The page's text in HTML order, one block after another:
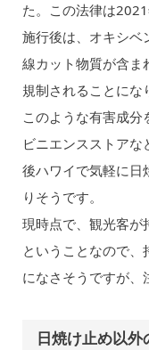
た。この法律は
施行後は、オキシベ
線カット物質が含ま
規制されることにな
このような有害成
ビニエンスストア
後ハワイで気軽に日
りそうです。
現時点で、観光客が
ということなので
になさそうですが、
日焼け止め以